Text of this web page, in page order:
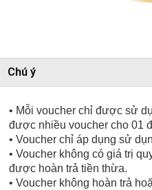
Chú ý
• Mỗi voucher chỉ được sử
được nhiều voucher cho 01
• Voucher chỉ áp dụng sử
• Voucher không có giá trị
được hoàn trả tiền thừa.
• Voucher không hoàn trả